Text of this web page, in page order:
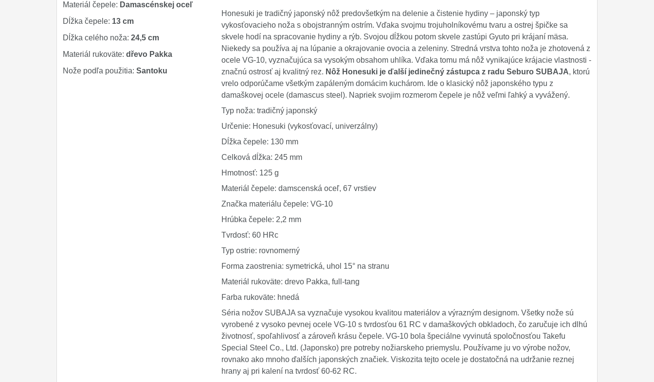
Materiál čepele: Damascénskej oceľ
Dĺžka čepele: 13 cm
Dĺžka celého noža: 24,5 cm
Materiál rukoväte: dřevo Pakka
Nože podľa použitia: Santoku
Honesuki je tradičný japonský nôž predovšetkým na delenie a čistenie hydiny – japonský typ
vykosťovacieho noža s obojstranným ostrím. Vďaka svojmu trojuholníkovému tvaru a ostrej špičke sa
skvele hodí na spracovanie hydiny a rýb. Svojou dĺžkou potom skvele zastúpi Gyuto pri krájaní mäsa.
Niekedy sa používa aj na lúpanie a okrajovanie ovocia a zeleniny. Stredná vrstva tohto noža je zhotovená z
ocele VG-10, vyznačujúca sa vysokým obsahom uhlíka. Vďaka tomu má nôž vynikajúce krájacie vlastnosti -
značnú ostrosť aj kvalitný rez. Nôž Honesuki je ďalší jedinečný zástupca z radu Seburo SUBAJA, ktorú
vrelo odporúčame všetkým zapáleným domácim kuchárom. Ide o klasický nôž japonského typu z
damaškovej ocele (damascus steel). Napriek svojim rozmerom čepele je nôž veľmi ľahký a vyvážený.
Typ noža: tradičný japonský
Určenie: Honesuki (vykosťovací, univerzálny)
Dĺžka čepele: 130 mm
Celková dĺžka: 245 mm
Hmotnosť: 125 g
Materiál čepele: damscenská oceľ, 67 vrstiev
Značka materiálu čepele: VG-10
Hrúbka čepele: 2,2 mm
Tvrdosť: 60 HRc
Typ ostrie: rovnomerný
Forma zaostrenia: symetrická, uhol 15° na stranu
Materiál rukoväte: drevo Pakka, full-tang
Farba rukoväte: hnedá
Séria nožov SUBAJA sa vyznačuje vysokou kvalitou materiálov a výrazným designom. Všetky nože sú
vyrobené z vysoko pevnej ocele VG-10 s tvrdosťou 61 RC v damaškových obkladoch, čo zaručuje ich dlhú
životnosť, spoľahlivosť a zároveň krásu čepele. VG-10 bola špeciálne vyvinutá spoločnosťou Takefu
Special Steel Co., Ltd. (Japonsko) pre potreby nožiarskeho priemyslu. Používame ju vo výrobe nožov,
rovnako ako mnoho ďalších japonských značiek. Viskozita tejto ocele je dostatočná na udržanie reznej
hrany aj pri kalení na tvrdosť 60-62 RC.